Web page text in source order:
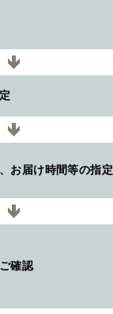
お届け時間等の指定
確認